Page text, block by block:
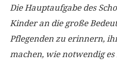
Die Hauptaufgabe des
Kinder an die große
Pflegenden zu erinnern,
machen, wie notwendig es